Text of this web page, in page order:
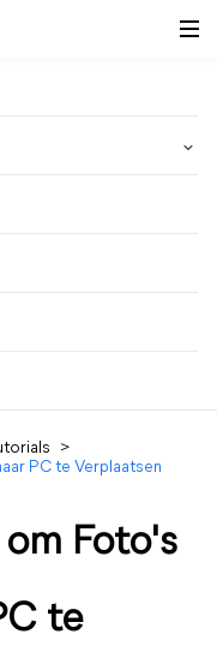
>
PC te Verplaatsen
Foto's
te